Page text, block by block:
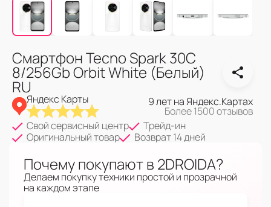
Смартфон Tecno Spark 30C
8/256Gb Orbit White (Белый)
RU
Яндекс Карты 9 лет на Яндекс.Картах
Более 1500 отзывов
Свой сервисный центр
Трейд-ин
Оригинальный товар
Возврат 14 дней
Почему покупают в 2DROIDA?
Делаем покупку техники простой и прозрачной
на каждом этапе